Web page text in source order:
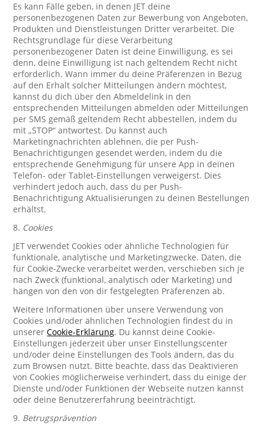
Es kann Fälle geben, in denen JET deine
personenbezogenen Daten zur Bewerbung von Angeboten,
Produkten und Dienstleistungen Dritter verarbeitet. Die
Rechtsgrundlage für diese Verarbeitung
personenbezogener Daten ist deine Einwilligung, es sei
denn, deine Einwilligung ist nach geltendem Recht nicht
erforderlich. Wann immer du deine Präferenzen in Bezug
auf den Erhalt solcher Mitteilungen ändern möchtest,
kannst du dich über den Abmeldelink in den
entsprechenden Mitteilungen abmelden oder Mitteilungen
per SMS gemäß geltendem Recht abbestellen, indem du
mit „STOP“ antwortest. Du kannst auch
Marketingnachrichten ablehnen, die per Push-
Benachrichtigungen gesendet werden, indem du die
entsprechende Genehmigung für unsere App in deinen
Telefon- oder Tablet-Einstellungen verweigerst. Dies
verhindert jedoch auch, dass du per Push-
Benachrichtigung Aktualisierungen zu deinen Bestellungen
erhältst.
8. Cookies
JET verwendet Cookies oder ähnliche Technologien für
funktionale, analytische und Marketingzwecke. Daten, die
für Cookie-Zwecke verarbeitet werden, verschieben sich je
nach Zweck (funktional, analytisch oder Marketing) und
hängen von den von dir festgelegten Präferenzen ab.
Weitere Informationen über unsere Verwendung von
Cookies und/oder ähnlichen Technologien findest du in
unsererCookie-Erklärung. Du kannst deine Cookie-
Einstellungen jederzeit über unser Einstellungscenter
und/oder deine Einstellungen des Tools ändern, das du
zum Browsen nutzt. Bitte beachte, dass das Deaktivieren
von Cookies möglicherweise verhindert, dass du einige der
Dienste und/oder Funktionen der Webseite nutzen kannst
oder deine Benutzererfahrung beeinträchtigt.
9. Betrugsprävention